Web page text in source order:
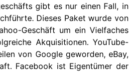
gibt es nur einen Fall, in
Dieses Paket wurde von
Geschäft um ein Vielfaches
Akquisitionen. YouTube-
von Google geworden, eBay,
Facebook ist Eigentümer der